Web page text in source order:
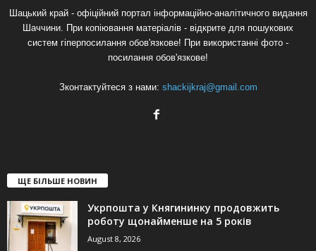
Шацький край - офіційний портал інформаційно-аналітичного видання
Шаччини. При копіювання матеріалів - відкрите для пошукових
систем гіперпосилання обов'язкове! При використанні фото -
посилання обов'язкове!
Зконтактуйтеся з нами: shackijkraj@gmail.com
ЩЕ БІЛЬШЕ НОВИН
Укрпошта у Княгининку продовжить
роботу щонайменше на 5 років
August 8, 2026